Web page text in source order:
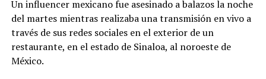
Un influencer mexicano fue asesinado a balazos la noche
del martes mientras realizaba una transmisión en vivo a
través de sus redes sociales en el exterior de un
restaurante, en el estado de Sinaloa, al noroeste de
México.